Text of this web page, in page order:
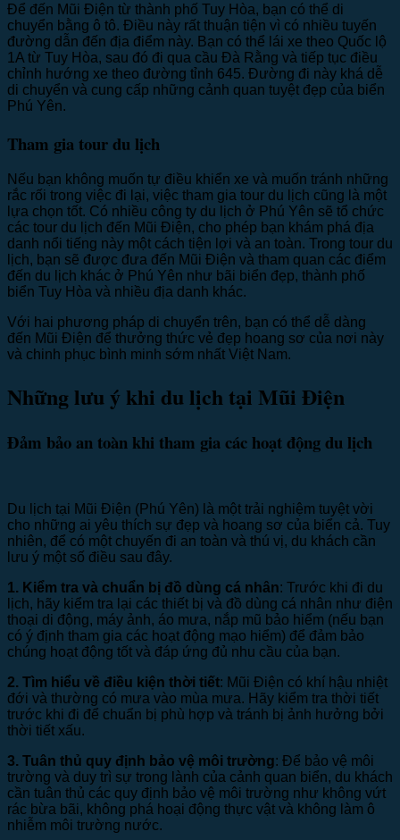
Để đến Mũi Điện từ thành phố Tuy Hòa, bạn có thể di
chuyển bằng ô tô. Điều này rất thuận tiện vì có nhiều tuyến
đường dẫn đến địa điểm này. Bạn có thể lái xe theo Quốc lộ
1A từ Tuy Hòa, sau đó đi qua cầu Đà Rằng và tiếp tục điều
chỉnh hướng xe theo đường tỉnh 645. Đường đi này khá dễ
di chuyển và cung cấp những cảnh quan tuyệt đẹp của biển
Phú Yên.
Tham gia tour du lịch
Nếu bạn không muốn tự điều khiển xe và muốn tránh những
rắc rối trong việc đi lại, việc tham gia tour du lịch cũng là một
lựa chọn tốt. Có nhiều công ty du lịch ở Phú Yên sẽ tổ chức
các tour du lịch đến Mũi Điện, cho phép bạn khám phá địa
danh nổi tiếng này một cách tiện lợi và an toàn. Trong tour du
lịch, bạn sẽ được đưa đến Mũi Điện và tham quan các điểm
đến du lịch khác ở Phú Yên như bãi biển đẹp, thành phố
biển Tuy Hòa và nhiều địa danh khác.
Với hai phương pháp di chuyển trên, bạn có thể dễ dàng
đến Mũi Điện để thưởng thức vẻ đẹp hoang sơ của nơi này
và chinh phục bình minh sớm nhất Việt Nam.
Những lưu ý khi du lịch tại Mũi Điện
Đảm bảo an toàn khi tham gia các hoạt động du lịch
Du lịch tại Mũi Điện (Phú Yên) là một trải nghiệm tuyệt vời
cho những ai yêu thích sự đẹp và hoang sơ của biển cả. Tuy
nhiên, để có một chuyến đi an toàn và thú vị, du khách cần
lưu ý một số điều sau đây.
1. Kiểm tra và chuẩn bị đồ dùng cá nhân: Trước khi đi du
lịch, hãy kiểm tra lại các thiết bị và đồ dùng cá nhân như điện
thoại di động, máy ảnh, áo mưa, nắp mũ bảo hiểm (nếu bạn
có ý định tham gia các hoạt động mạo hiểm) để đảm bảo
chúng hoạt động tốt và đáp ứng đủ nhu cầu của bạn.
2. Tìm hiểu về điều kiện thời tiết: Mũi Điện có khí hậu nhiệt
đới và thường có mưa vào mùa mưa. Hãy kiểm tra thời tiết
trước khi đi để chuẩn bị phù hợp và tránh bị ảnh hưởng bởi
thời tiết xấu.
3. Tuân thủ quy định bảo vệ môi trường: Để bảo vệ môi
trường và duy trì sự trong lành của cảnh quan biển, du khách
cần tuân thủ các quy định bảo vệ môi trường như không vứt
rác bừa bãi, không phá hoại động thực vật và không làm ô
nhiễm môi trường nước.